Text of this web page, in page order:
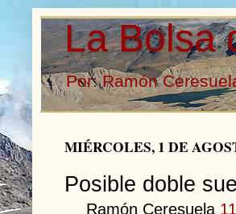
La Bolsa
Por: Ramón
MIÉRCOLES, 1 DE
Posible doble
Ramón Ceresuela